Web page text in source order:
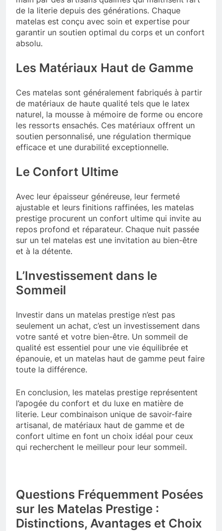
de la literie depuis des générations. Chaque
matelas est conçu avec soin et expertise pour
garantir un soutien optimal du corps et un confort
absolu.
Les Matériaux Haut de Gamme
Ces matelas sont généralement fabriqués à partir
de matériaux de haute qualité tels que le latex
naturel, la mousse à mémoire de forme ou encore
les ressorts ensachés. Ces matériaux offrent un
soutien personnalisé, une régulation thermique
efficace et une durabilité exceptionnelle.
Le Confort Ultime
Avec leur épaisseur généreuse, leur fermeté
ajustable et leurs finitions raffinées, les matelas
prestige procurent un confort ultime qui invite au
repos profond et réparateur. Chaque nuit passée
sur un tel matelas est une invitation au bien-être
et à la détente.
L’Investissement dans le
Sommeil
Investir dans un matelas prestige n’est pas
seulement un achat, c’est un investissement dans
votre santé et votre bien-être. Un sommeil de
qualité est essentiel pour une vie équilibrée et
épanouie, et un matelas haut de gamme peut faire
toute la différence.
En conclusion, les matelas prestige représentent
l’apogée du confort et du luxe en matière de
literie. Leur combinaison unique de savoir-faire
artisanal, de matériaux haut de gamme et de
confort ultime en font un choix idéal pour ceux
qui recherchent le meilleur pour leur sommeil.
Questions Fréquemment Posées
sur les Matelas Prestige :
Distinctions, Avantages et Choix